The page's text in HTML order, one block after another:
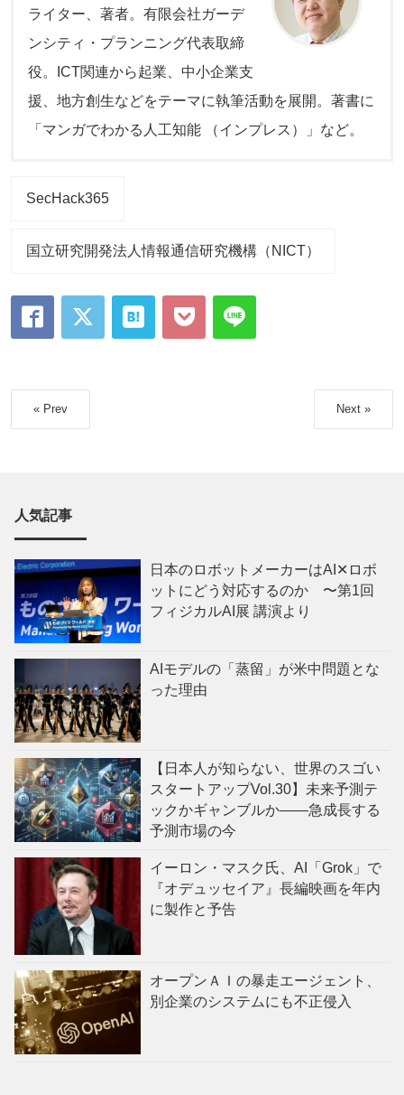
ライター、著者。有限会社ガーデ
ンシティ・プランニング代表取締
役。ICT関連から起業、中小企業支
援、地方創生などをテーマに執筆活動を展開。著書に
「マンガでわかる人工知能 （インプレス）」など。
SecHack365
国立研究開発法人情報通信研究機構（NICT）
« Prev Next »
人気記事
日本のロボットメーカーはAI✕ロボ
ットにどう対応するのか 〜第1回
フィジカルAI展 講演より
AIモデルの「蒸留」が米中問題とな
った理由
【日本人が知らない、世界のスゴい
スタートアップVol.30】未来予測テ
ックかギャンブルか——急成長する
予測市場の今
イーロン・マスク氏、AI「Grok」で
『オデュッセイア』長編映画を年内
に製作と予告
オープンＡＩの暴走エージェント、
別企業のシステムにも不正侵入